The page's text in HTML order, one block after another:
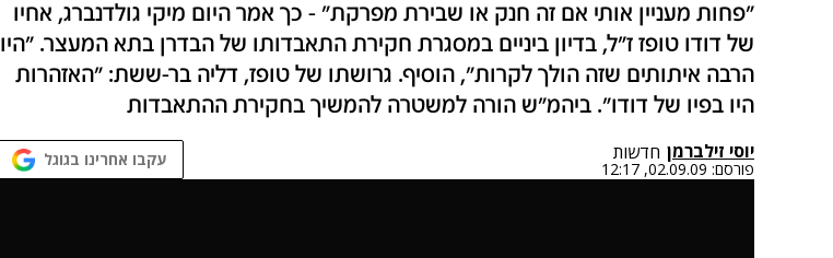
"פחות מעניין אותי אם זה חנק או שבירת מפרקת" - כך אמר היום מיקי גולדנברג, אחיו
של דודו טופז ז"ל, בדיון ביניים במסגרת חקירת התאבדותו של הבדרן בתא המעצר. "היו
הרבה איתותים שזה הולך לקרות", הוסיף. גרושתו של טופז, דליה בר-ששת: "האזהרות
היו בפיו של דודו". ביהמ"ש הורה למשטרה להמשיך בחקירת ההתאבדות
יוסי זילברמן חדשות
פורסם: 02.09.09, 12:17 עקבו אחרינו בגוגל